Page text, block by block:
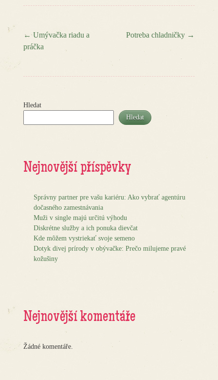
Post navigation
←Umývačka riadu a
práčka
Potreba chladničky →
Hledat
Hledat
Nejnovější příspěvky
Správny partner pre vašu kariéru: Ako vybrať agentúru
dočasného zamestnávania
Muži v single majú určitú výhodu
Diskrétne služby a ich ponuka dievčat
Kde môžem vystriekať svoje semeno
Dotyk divej prírody v obývačke: Prečo milujeme pravé
kožušiny
Nejnovější komentáře
Žádné komentáře.